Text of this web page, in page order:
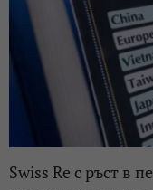
Swiss Re с ръст в